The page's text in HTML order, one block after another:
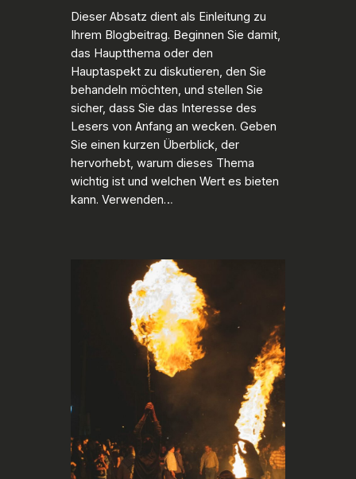
Dieser Absatz dient als Einleitung zu
Ihrem Blogbeitrag. Beginnen Sie damit,
das Hauptthema oder den
Hauptaspekt zu diskutieren, den Sie
behandeln möchten, und stellen Sie
sicher, dass Sie das Interesse des
Lesers von Anfang an wecken. Geben
Sie einen kurzen Überblick, der
hervorhebt, warum dieses Thema
wichtig ist und welchen Wert es bieten
kann. Verwenden…